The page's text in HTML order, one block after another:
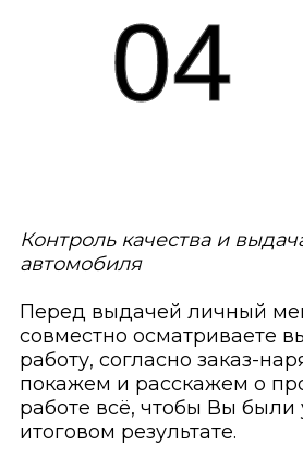
04
Контроль качества и
автомобиля
Перед выдачей личный
совместно осматриваете
работу, согласно заказ-
покажем и расскажем о
работе всё, чтобы Вы были
итоговом результате.